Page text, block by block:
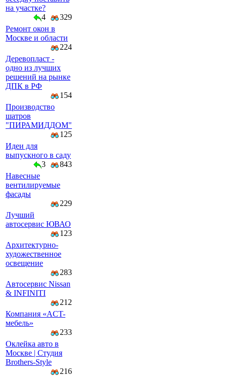
на участке?
4
329
Ремонт окон в
Москве и области
224
Деревопласт -
одно из лучших
решений на рынке
ДПК в РФ
154
Производство
шатров
"ПИРАМИДДОМ"
125
Идеи для
выпускного в саду
3
843
Навесные
вентилируемые
фасады
229
Лучший
автосервис ЮВАО
123
Архитектурно-
художественное
освещение
283
Автосервис Nissan
& INFINITI
212
Компaния «AСT-
мeбeль»
233
Оклейка авто в
Москве | Студия
Brothers-Style
216